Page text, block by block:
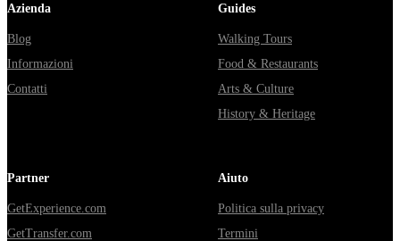
Azienda
Blog
Informazioni
Contatti
Guides
Walking Tours
Food & Restaurants
Arts & Culture
History & Heritage
Partner
GetExperience.com
GetTransfer.com
Aiuto
Politica sulla privacy
Termini